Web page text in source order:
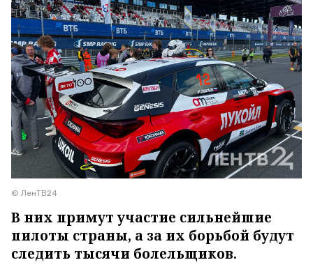
© ЛенТВ24
В них примут участие сильнейшие
пилоты страны, а за их борьбой будут
следить тысячи болельщиков.